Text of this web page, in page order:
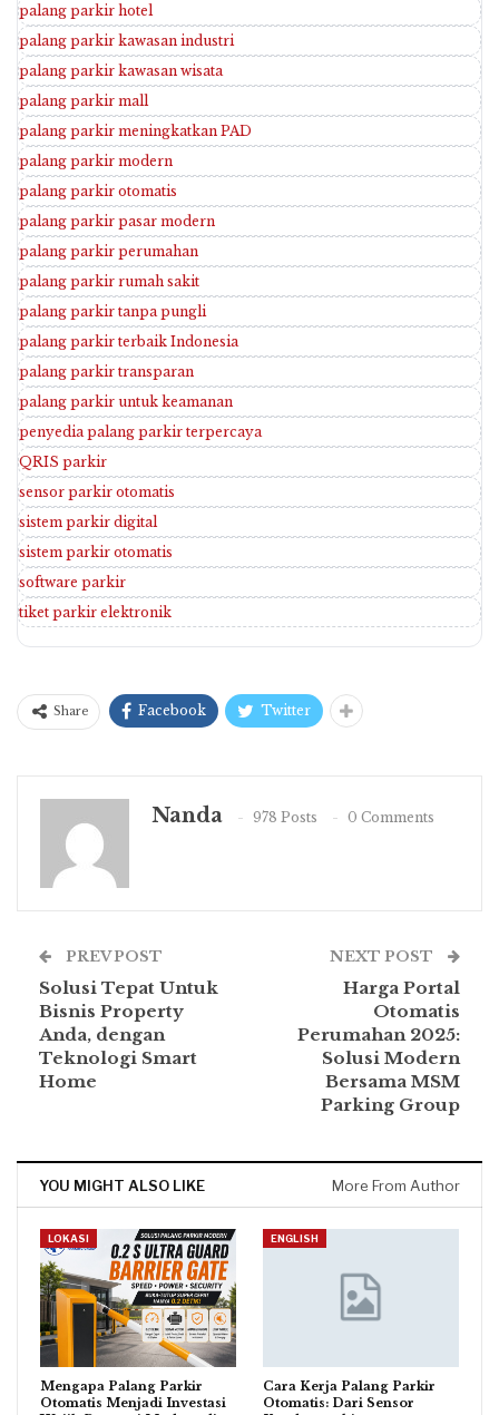
palang parkir hotel
palang parkir kawasan industri
palang parkir kawasan wisata
palang parkir mall
palang parkir meningkatkan PAD
palang parkir modern
palang parkir otomatis
palang parkir pasar modern
palang parkir perumahan
palang parkir rumah sakit
palang parkir tanpa pungli
palang parkir terbaik Indonesia
palang parkir transparan
palang parkir untuk keamanan
penyedia palang parkir terpercaya
QRIS parkir
sensor parkir otomatis
sistem parkir digital
sistem parkir otomatis
software parkir
tiket parkir elektronik
Share Facebook Twitter
Nanda 978 Posts 0 Comments
PREV POST
Solusi Tepat Untuk
Bisnis Property
Anda, dengan
Teknologi Smart
Home
NEXT POST
Harga Portal
Otomatis
Perumahan 2025:
Solusi Modern
Bersama MSM
Parking Group
YOU MIGHT ALSO LIKE More From Author
LOKASI
Mengapa Palang Parkir
Otomatis Menjadi Investasi
ENGLISH
Cara Kerja Palang Parkir
Otomatis: Dari Sensor